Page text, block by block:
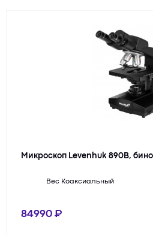
Микроскоп Levenhuk 890B,
Вес Коаксиальный
84990